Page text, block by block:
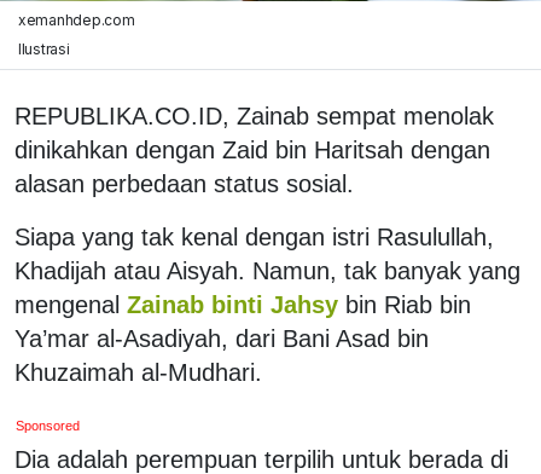
xemanhdep.com
Ilustrasi
REPUBLIKA.CO.ID, Zainab sempat menolak
dinikahkan dengan Zaid bin Haritsah dengan
alasan perbedaan status sosial.
Siapa yang tak kenal dengan istri Rasulullah,
Khadijah atau Aisyah. Namun, tak banyak yang
mengenal Zainab binti Jahsy bin Riab bin
Ya’mar al-Asadiyah, dari Bani Asad bin
Khuzaimah al-Mudhari.
Sponsored
Dia adalah perempuan terpilih untuk berada di